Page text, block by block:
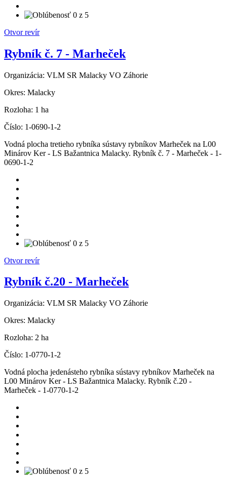
Otvor revír
Rybník č. 7 - Marheček
Organizácia: VLM SR Malacky VO Záhorie
Okres: Malacky
Rozloha: 1 ha
Číslo: 1-0690-1-2
Vodná plocha tretieho rybníka sústavy rybníkov Marheček na L00
Minárov Ker - LS Bažantnica Malacky. Rybník č. 7 - Marheček - 1-
0690-1-2
Otvor revír
Rybník č.20 - Marheček
Organizácia: VLM SR Malacky VO Záhorie
Okres: Malacky
Rozloha: 2 ha
Číslo: 1-0770-1-2
Vodná plocha jedenásteho rybníka sústavy rybníkov Marheček na
L00 Minárov Ker - LS Bažantnica Malacky. Rybník č.20 -
Marheček - 1-0770-1-2